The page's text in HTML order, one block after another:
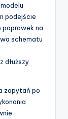
podejście
poprawek na
schematu
dłuższy
zapytań po